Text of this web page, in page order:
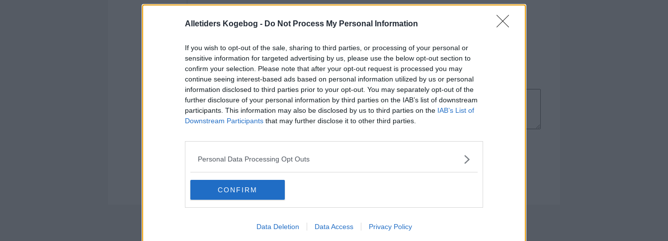
Alletiders Kogebog - Do Not Process My Personal Information
If you wish to opt-out of the sale, sharing to third parties, or processing of your personal or
sensitive information for targeted advertising by us, please use the below opt-out section to
confirm your selection. Please note that after your opt-out request is processed you may
continue seeing interest-based ads based on personal information utilized by us or personal
information disclosed to third parties prior to your opt-out. You may separately opt-out of the
further disclosure of your personal information by third parties on the IAB’s list of downstream
participants. This information may also be disclosed by us to third parties on the IAB’s List of
Downstream Participants that may further disclose it to other third parties.
Personal Data Processing Opt Outs
CONFIRM
Data Deletion Data Access Privacy Policy
Kommentar fra:
Kommentar:
Kommentarer
anonym -2008-10-18 19:12:25
smager super godt brugte flåede tomater og champions.vi fik ris og italiensk brød til er skønt.